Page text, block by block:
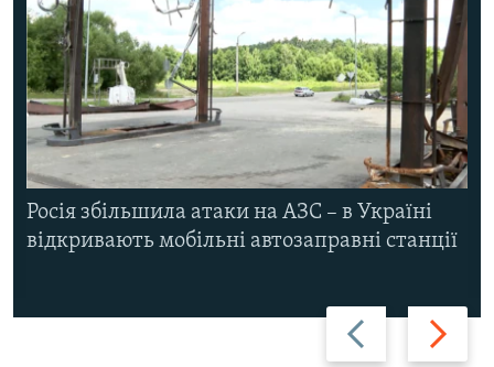
Назад Вперед
Росія збільшила атаки на АЗС – в Україні
відкривають мобільні автозаправні станції